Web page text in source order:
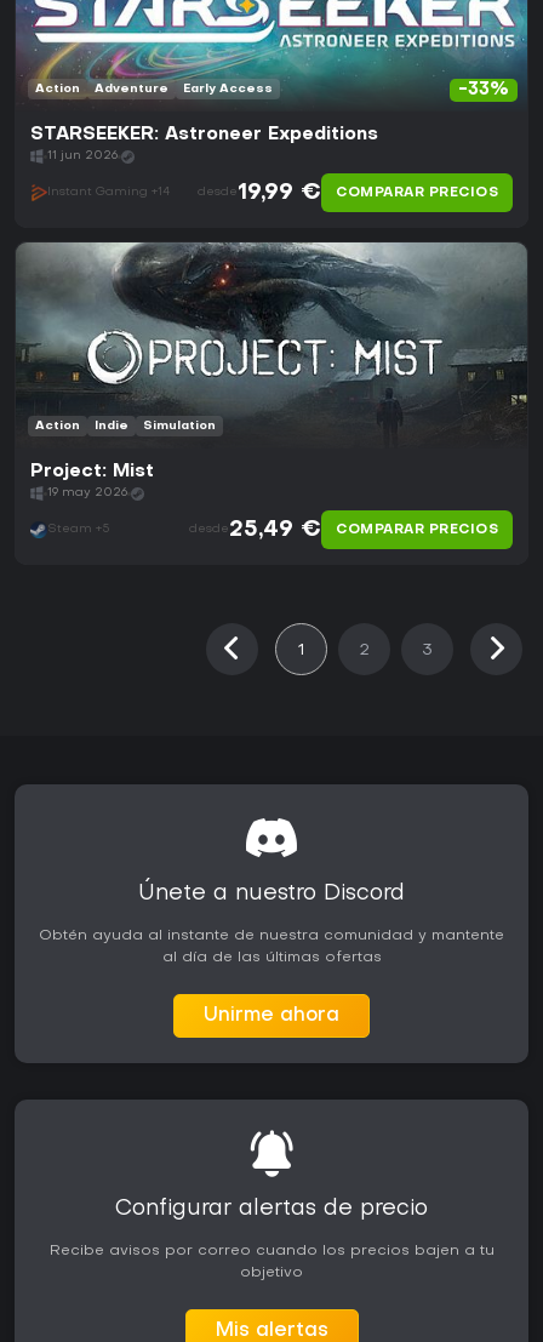
-33%
Action Adventure Early Access
STARSEEKER: Astroneer Expeditions
11 jun 2026
Instant Gaming +14 desde 19,99 € COMPARAR PRECIOS
Action Indie Simulation
Project: Mist
19 may 2026
Steam +5 desde 25,49 € COMPARAR PRECIOS
1 2 3
Únete a nuestro Discord
Obtén ayuda al instante de nuestra comunidad y mantente
al día de las últimas ofertas
Unirme ahora
Configurar alertas de precio
Recibe avisos por correo cuando los precios bajen a tu
objetivo
Mis alertas